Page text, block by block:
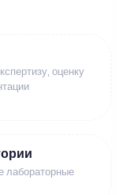
оценку
лабораторные